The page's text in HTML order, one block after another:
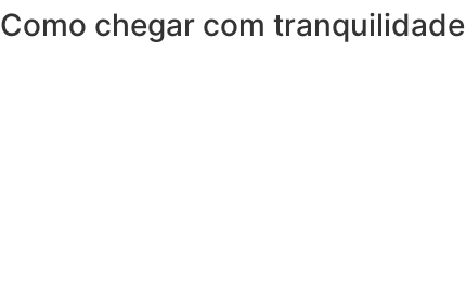
Como chegar com tranquilidade